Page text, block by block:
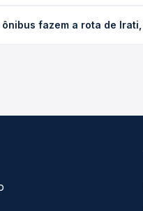
da compra. Na Quero
fazem a rota de Irati,